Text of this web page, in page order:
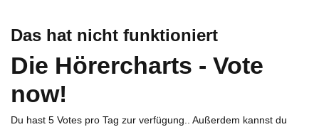
Das hat nicht funktioniert
Die Hörercharts - Vote
now!
Du hast 5 Votes pro Tag zur verfügung.. Außerdem kannst du